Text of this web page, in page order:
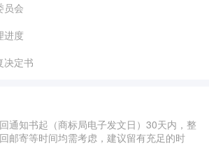
员会
进度
决定书
通知书起（商标局电子发文日）30天内，整
邮寄等时间均需考虑，建议留有充足的时